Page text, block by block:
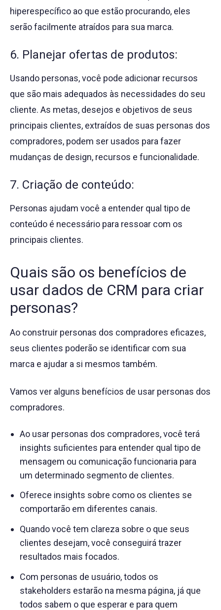
hiperespecífico ao que estão procurando, eles
serão facilmente atraídos para sua marca.
6. Planejar ofertas de produtos:
Usando personas, você pode adicionar recursos
que são mais adequados às necessidades do seu
cliente. As metas, desejos e objetivos de seus
principais clientes, extraídos de suas personas dos
compradores, podem ser usados para fazer
mudanças de design, recursos e funcionalidade.
7. Criação de conteúdo:
Personas ajudam você a entender qual tipo de
conteúdo é necessário para ressoar com os
principais clientes.
Quais são os benefícios de
usar dados de CRM para criar
personas?
Ao construir personas dos compradores eficazes,
seus clientes poderão se identificar com sua
marca e ajudar a si mesmos também.
Vamos ver alguns benefícios de usar personas dos
compradores.
Ao usar personas dos compradores, você terá
insights suficientes para entender qual tipo de
mensagem ou comunicação funcionaria para
um determinado segmento de clientes.
Oferece insights sobre como os clientes se
comportarão em diferentes canais.
Quando você tem clareza sobre o que seus
clientes desejam, você conseguirá trazer
resultados mais focados.
Com personas de usuário, todos os
stakeholders estarão na mesma página, já que
todos sabem o que esperar e para quem